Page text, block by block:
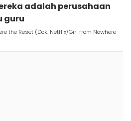
adalah perusahaan
guru
the Reset (Dok. Netflix/Girl from Nowhere